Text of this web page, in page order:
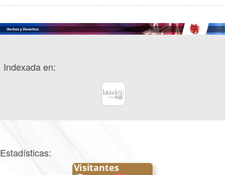
Indexada en:
Estadísticas: